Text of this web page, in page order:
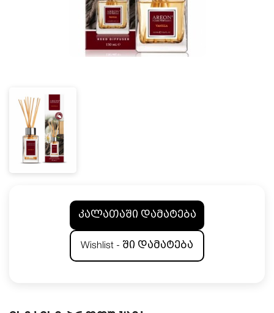
კალათაში დამატება
Wishlist - ში დამატება